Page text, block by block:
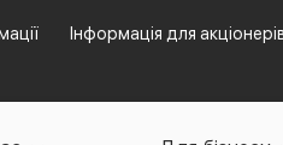
Інформація для